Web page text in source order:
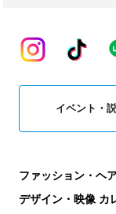
ファッション・ヘ
デザイン・映像 カ
イベント・